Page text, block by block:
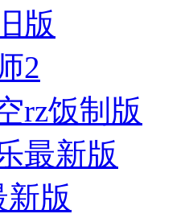
版
2
rz饭制版
最新版
版